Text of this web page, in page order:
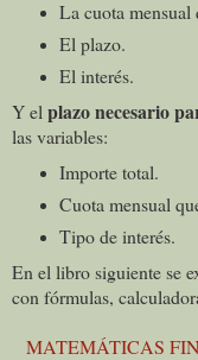
La cuota mensual
El plazo.
El interés.
Y el plazo necesario
las variables:
Importe total.
Cuota mensual
Tipo de interés.
En el libro siguiente se
con fórmulas,
MATEMÁTICAS